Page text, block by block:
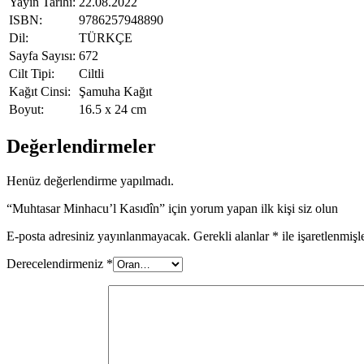
ISBN:
9786257948890
Dil:
TÜRKÇE
Sayfa Sayısı: 672
Cilt Tipi:
Ciltli
Kağıt Cinsi:
Şamuha Kağıt
Boyut:
16.5 x 24 cm
Değerlendirmeler
Henüz değerlendirme yapılmadı.
“Muhtasar Minhacu’l Kasıdîn” için yorum yapan ilk kişi siz olun
E-posta adresiniz yayınlanmayacak. Gerekli alanlar * ile
Derecelendirmeniz *